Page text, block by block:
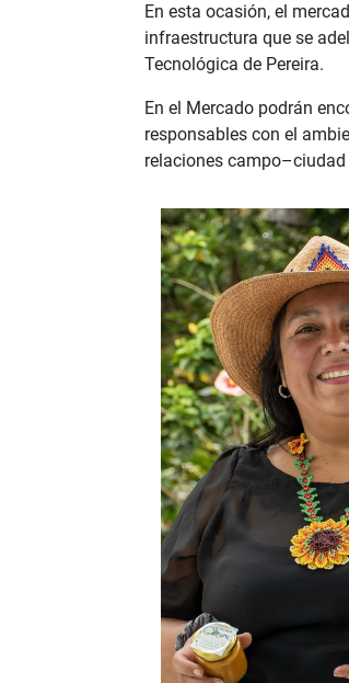
En esta ocasión, el
infraestructura que se
Tecnológica de Pereira.
En el Mercado podrán
responsables con el
relaciones